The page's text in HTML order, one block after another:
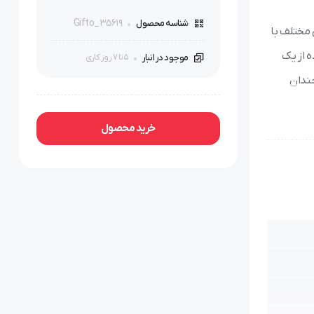
مختلف با
از یک
شناسه محصول Gifto_35619
موجود در انبار 5 تا 7 روز کاری
خرید محصول